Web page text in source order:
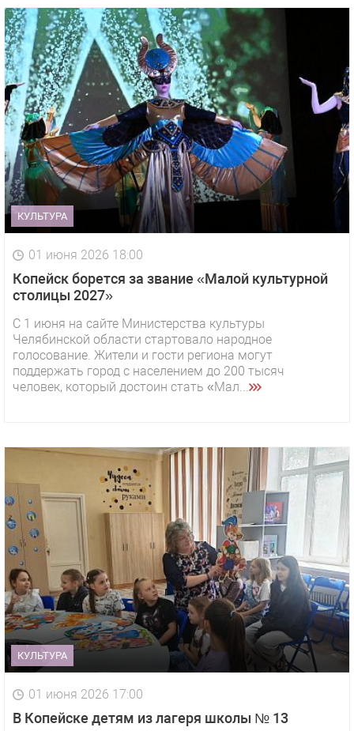
КУЛЬТУРА
01 июня 2026 18:00
Копейск борется за звание «Малой культурной
столицы 2027»
С 1 июня на сайте Министерства культуры
Челябинской области стартовало народное
голосование. Жители и гости региона могут
поддержать город с населением до 200 тысяч
человек, который достоин стать «Мал...
КУЛЬТУРА
01 июня 2026 17:00
В Копейске детям из лагеря школы № 13